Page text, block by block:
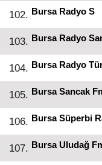
102. Bursa Radyo S
103. Bursa Radyo
104. Bursa Radyo
105. Bursa Sancak
106. Bursa Süperbi
107. Bursa Uludağ